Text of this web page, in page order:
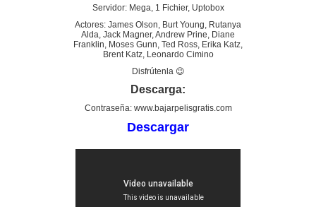
Servidor: Mega, 1 Fichier, Uptobox
Actores: James Olson, Burt Young, Rutanya
Alda, Jack Magner, Andrew Prine, Diane
Franklin, Moses Gunn, Ted Ross, Erika Katz,
Brent Katz, Leonardo Cimino
Disfrútenla 😉
Descarga:
Contraseña: www.bajarpelisgratis.com
Descargar